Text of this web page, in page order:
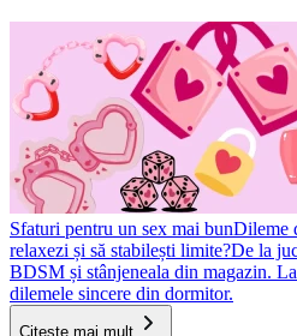
Sfaturi pentru un sex mai bunDileme
relaxezi și să stabilești limite?De la
BDSM și stânjeneala din magazin.
dilemele sincere din dormitor.
Citește mai mult